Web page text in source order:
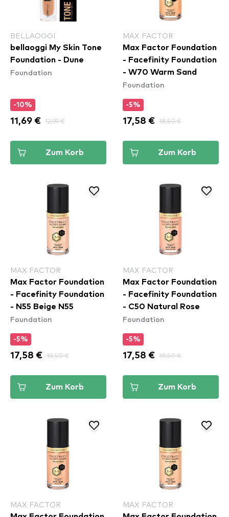
BELLAOGGI
bellaoggi My Skin Tone
Foundation - Dune
Foundation
-10%
11,69 € 12,99 €
Zum Korb
MAX FACTOR
Max Factor Foundation
- Facefinity Foundation
- W70 Warm Sand
Foundation
-5%
17,58 € 18,50 €
Zum Korb
MAX FACTOR
Max Factor Foundation
- Facefinity Foundation
- N55 Beige N55
Foundation
-5%
17,58 € 18,50 €
Zum Korb
MAX FACTOR
Max Factor Foundation
- Facefinity Foundation
- C50 Natural Rose
Foundation
-5%
17,58 € 18,50 €
Zum Korb
MAX FACTOR MAX FACTOR